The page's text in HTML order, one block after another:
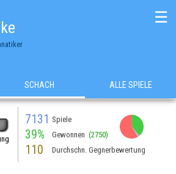
☰
SCHACH ALLE SPIELE
7131 Spiele
39% Gewonnen (2750)
110 Durchschn. Gegnerbewertung